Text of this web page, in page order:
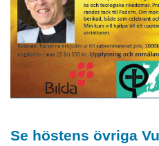
Se höstens övriga